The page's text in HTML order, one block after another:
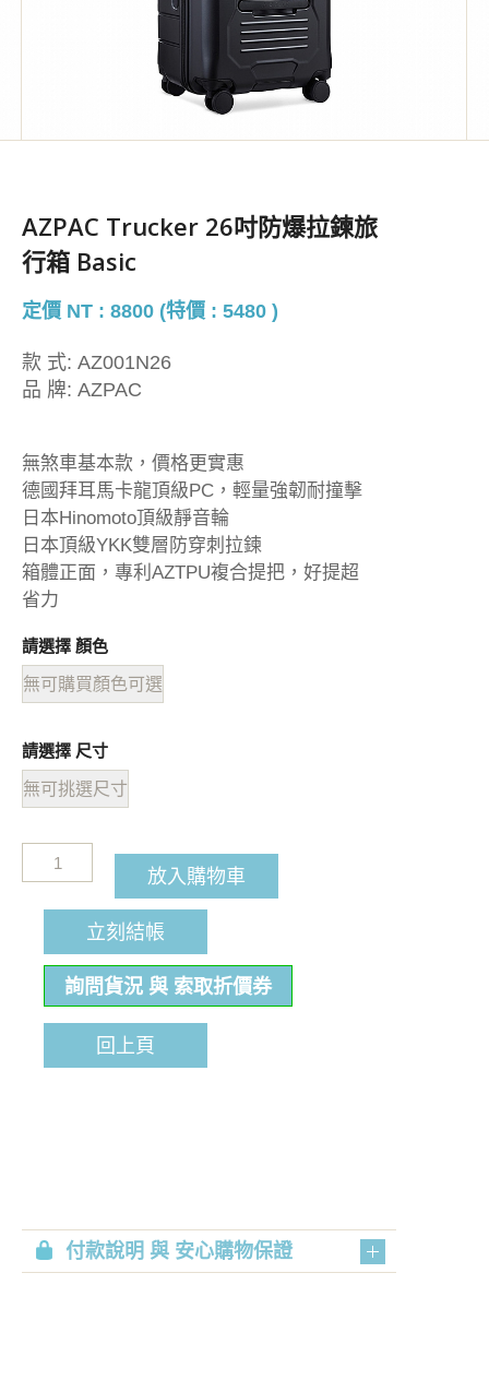
AZPAC Trucker 26吋防爆拉鍊旅
行箱 Basic
定價 NT : 8800 (特價 : 5480 )
款 式: AZ001N26
品 牌: AZPAC
無煞車基本款，價格更實惠
德國拜耳馬卡龍頂級PC，輕量強韌耐撞擊
日本Hinomoto頂級靜音輪
日本頂級YKK雙層防穿刺拉鍊
箱體正面，專利AZTPU複合提把，好提超
省力
請選擇 顏色
無可購買顏色可選
請選擇 尺寸
無可挑選尺寸
放入購物車
立刻結帳
詢問貨況 與 索取折價券
回上頁
付款說明 與 安心購物保證